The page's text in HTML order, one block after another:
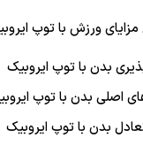
بدن با توپ ایروبیک
اصلی بدن با توپ
بدن با توپ ایروبیک